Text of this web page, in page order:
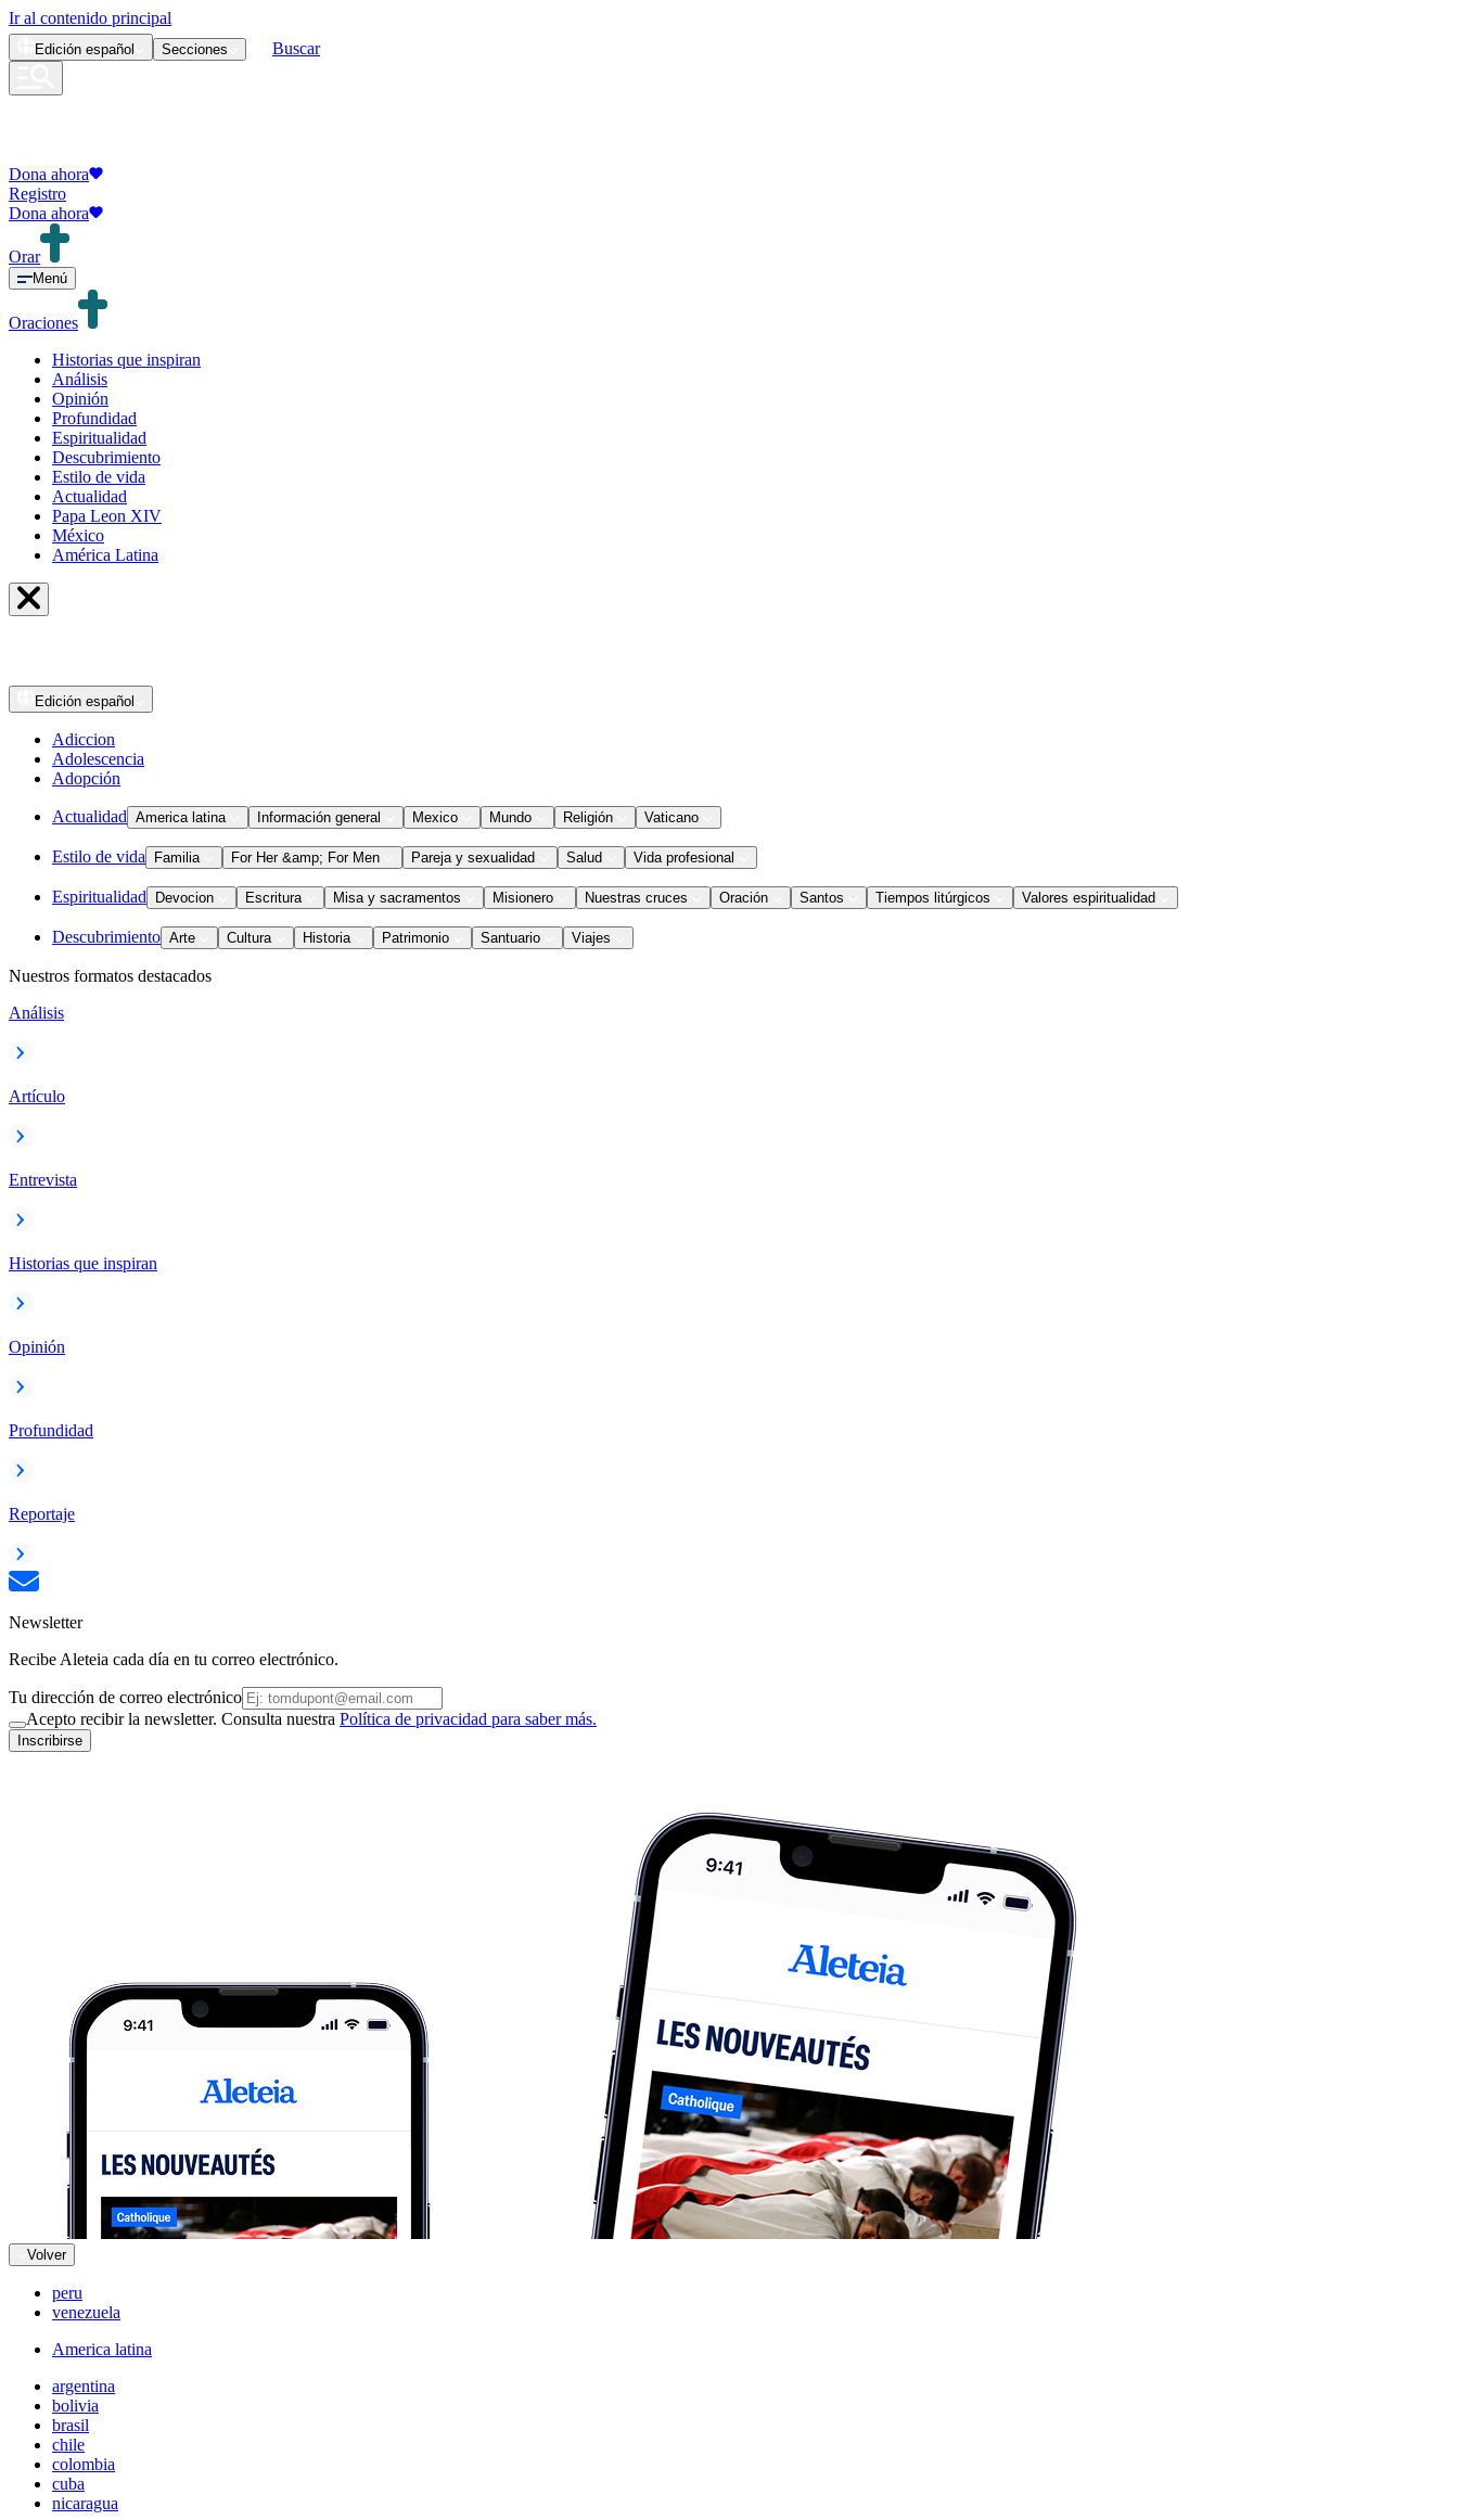
Ir al contenido principal
Edición español Secciones Buscar
Dona ahora
Registro
Dona ahora
Orar
Menú
Oraciones
Historias que inspiran
Análisis
Opinión
Profundidad
Espiritualidad
Descubrimiento
Estilo de vida
Actualidad
Papa Leon XIV
México
América Latina
Edición español
Adiccion
Adolescencia
Adopción
Actualidad America latina Información general Mexico Mundo Religión Vaticano
Estilo de vida Familia For Her &amp; For Men Pareja y sexualidad Salud Vida profesional
Espiritualidad Devocion Escritura Misa y sacramentos Misionero Nuestras cruces Oración Santos Tiempos litúrgicos Valores espiritualidad
Descubrimiento Arte Cultura Historia Patrimonio Santuario Viajes
Nuestros formatos destacados
Análisis
Artículo
Entrevista
Historias que inspiran
Opinión
Profundidad
Reportaje
Newsletter
Recibe Aleteia cada día en tu correo electrónico.
Tu dirección de correo electrónico
Acepto recibir la newsletter. Consulta nuestra Política de privacidad para saber más.
Inscribirse
Volver
peru
venezuela
America latina
argentina
bolivia
brasil
chile
colombia
cuba
nicaragua